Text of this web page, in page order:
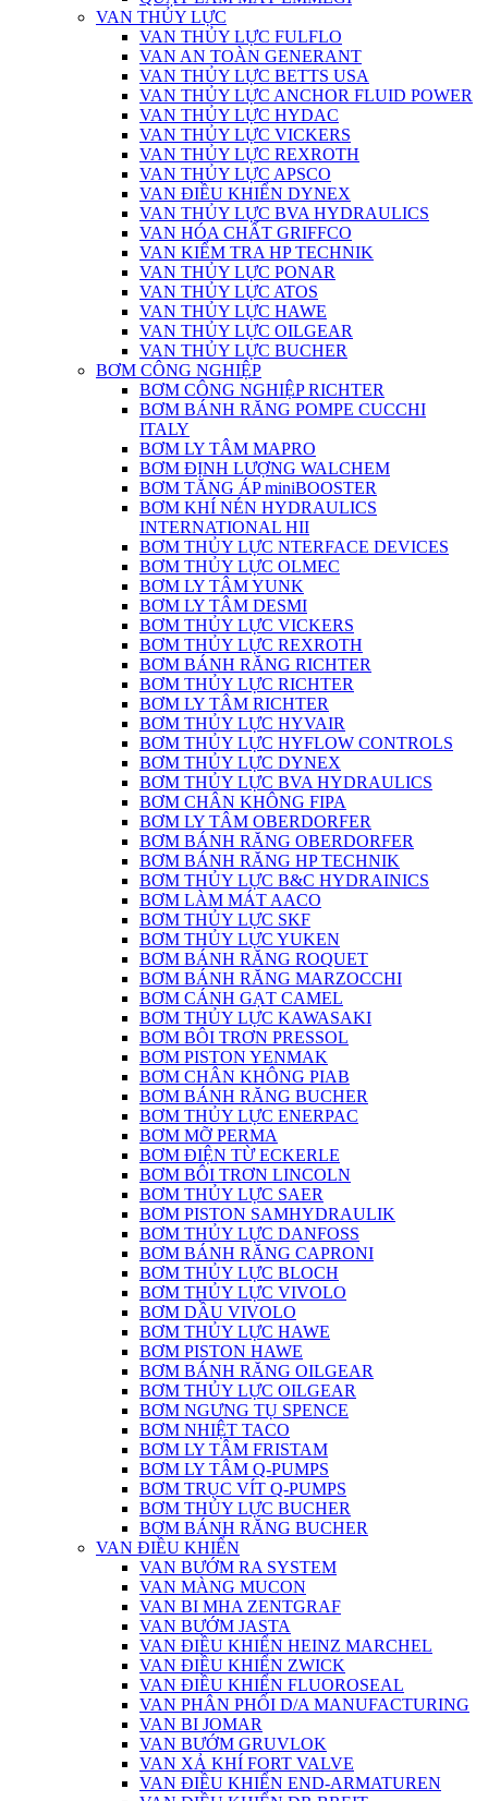
VAN THỦY LỰC
VAN THỦY LỰC FULFLO
VAN AN TOÀN GENERANT
VAN THỦY LỰC BETTS USA
VAN THỦY LỰC ANCHOR FLUID POWER
VAN THỦY LỰC HYDAC
VAN THỦY LỰC VICKERS
VAN THỦY LỰC REXROTH
VAN THỦY LỰC APSCO
VAN ĐIỀU KHIỂN DYNEX
VAN THỦY LỰC BVA HYDRAULICS
VAN HÓA CHẤT GRIFFCO
VAN KIỂM TRA HP TECHNIK
VAN THỦY LỰC PONAR
VAN THỦY LỰC ATOS
VAN THỦY LỰC HAWE
VAN THỦY LỰC OILGEAR
VAN THỦY LỰC BUCHER
BƠM CÔNG NGHIỆP
BƠM CÔNG NGHIỆP RICHTER
BƠM BÁNH RĂNG POMPE CUCCHI
ITALY
BƠM LY TÂM MAPRO
BƠM ĐỊNH LƯỢNG WALCHEM
BƠM TĂNG ÁP miniBOOSTER
BƠM KHÍ NÉN HYDRAULICS
INTERNATIONAL HII
BƠM THỦY LỰC NTERFACE DEVICES
BƠM THỦY LỰC OLMEC
BƠM LY TÂM YUNK
BƠM LY TÂM DESMI
BƠM THỦY LỰC VICKERS
BƠM THỦY LỰC REXROTH
BƠM BÁNH RĂNG RICHTER
BƠM THỦY LỰC RICHTER
BƠM LY TÂM RICHTER
BƠM THỦY LỰC HYVAIR
BƠM THỦY LỰC HYFLOW CONTROLS
BƠM THỦY LỰC DYNEX
BƠM THỦY LỰC BVA HYDRAULICS
BƠM CHÂN KHÔNG FIPA
BƠM LY TÂM OBERDORFER
BƠM BÁNH RĂNG OBERDORFER
BƠM BÁNH RĂNG HP TECHNIK
BƠM THỦY LỰC B&C HYDRAINICS
BƠM LÀM MÁT AACO
BƠM THỦY LỰC SKF
BƠM THỦY LỰC YUKEN
BƠM BÁNH RĂNG ROQUET
BƠM BÁNH RĂNG MARZOCCHI
BƠM CÁNH GẠT CAMEL
BƠM THỦY LỰC KAWASAKI
BƠM BÔI TRƠN PRESSOL
BƠM PISTON YENMAK
BƠM CHÂN KHÔNG PIAB
BƠM BÁNH RĂNG BUCHER
BƠM THỦY LỰC ENERPAC
BƠM MỠ PERMA
BƠM ĐIỆN TỪ ECKERLE
BƠM BÔI TRƠN LINCOLN
BƠM THỦY LỰC SAER
BƠM PISTON SAMHYDRAULIK
BƠM THỦY LỰC DANFOSS
BƠM BÁNH RĂNG CAPRONI
BƠM THỦY LỰC BLOCH
BƠM THỦY LỰC VIVOLO
BƠM DẦU VIVOLO
BƠM THỦY LỰC HAWE
BƠM PISTON HAWE
BƠM BÁNH RĂNG OILGEAR
BƠM THỦY LỰC OILGEAR
BƠM NGƯNG TỤ SPENCE
BƠM NHIỆT TACO
BƠM LY TÂM FRISTAM
BƠM LY TÂM Q-PUMPS
BƠM TRỤC VÍT Q-PUMPS
BƠM THỦY LỰC BUCHER
BƠM BÁNH RĂNG BUCHER
VAN ĐIỀU KHIỂN
VAN BƯỚM RA SYSTEM
VAN MÀNG MUCON
VAN BI MHA ZENTGRAF
VAN BƯỚM JASTA
VAN ĐIỀU KHIỂN HEINZ MARCHEL
VAN ĐIỀU KHIỂN ZWICK
VAN ĐIỀU KHIỂN FLUOROSEAL
VAN PHÂN PHỐI D/A MANUFACTURING
VAN BI JOMAR
VAN BƯỚM GRUVLOK
VAN XẢ KHÍ FORT VALVE
VAN ĐIỀU KHIỂN END-ARMATUREN